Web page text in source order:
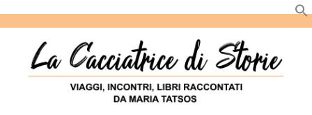
LA CACCIATRICE DI STORIE
VIAGGI, INCONTRI, LIBRI RACCONTATI DA MARIA
TATSOS